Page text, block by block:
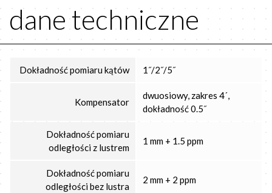
dane techniczne
Dokładność pomiaru kątów 1˝/2˝/5˝
Kompensator
dwuosiowy, zakres 4´,
dokładność 0.5˝
Dokładność pomiaru
odległości z lustrem
1 mm + 1.5 ppm
Dokładność pomiaru
odległości bez lustra
2 mm + 2 ppm